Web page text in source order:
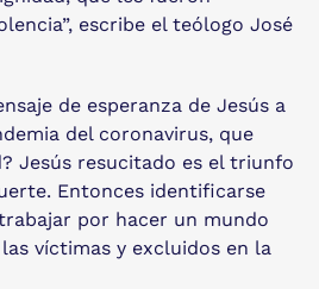
escribe el teólogo José
de esperanza de Jesús a
del coronavirus, que
Jesús resucitado es el triunfo
Entonces identificarse
por hacer un mundo
víctimas y excluidos en la